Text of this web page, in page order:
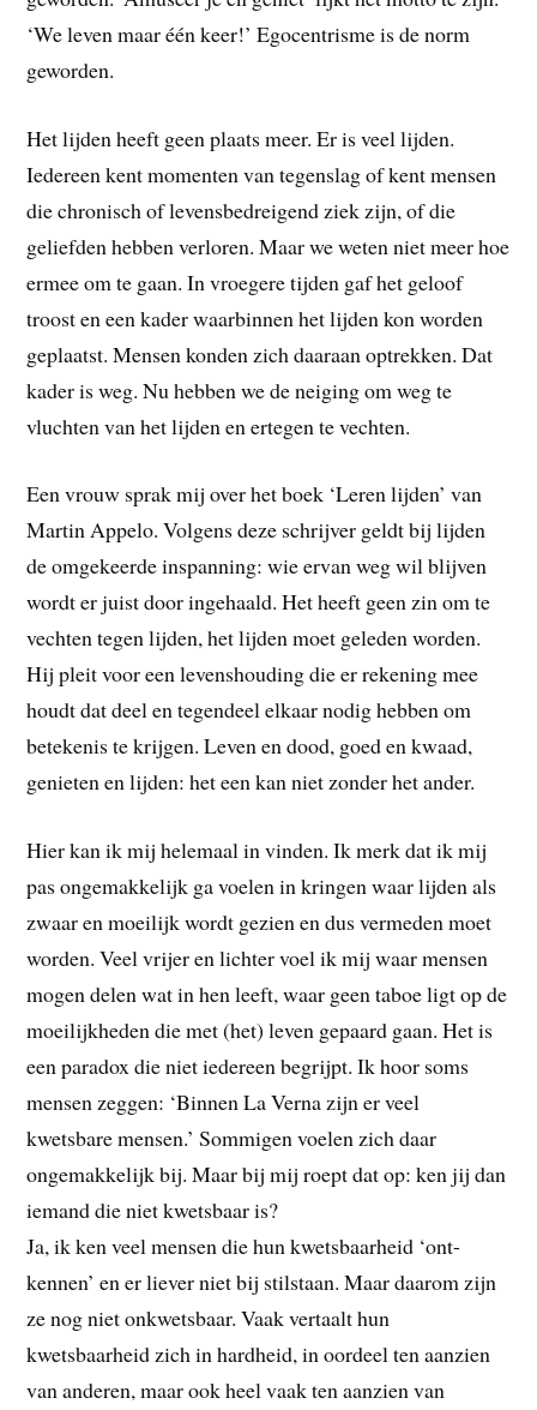
‘We leven maar één keer!’ Egocentrisme is de norm
geworden.
Het lijden heeft geen plaats meer. Er is veel lijden.
Iedereen kent momenten van tegenslag of kent mensen
die chronisch of levensbedreigend ziek zijn, of die
geliefden hebben verloren. Maar we weten niet meer hoe
ermee om te gaan. In vroegere tijden gaf het geloof
troost en een kader waarbinnen het lijden kon worden
geplaatst. Mensen konden zich daaraan optrekken. Dat
kader is weg. Nu hebben we de neiging om weg te
vluchten van het lijden en ertegen te vechten.
Een vrouw sprak mij over het boek ‘Leren lijden’ van
Martin Appelo. Volgens deze schrijver geldt bij lijden
de omgekeerde inspanning: wie ervan weg wil blijven
wordt er juist door ingehaald. Het heeft geen zin om te
vechten tegen lijden, het lijden moet geleden worden.
Hij pleit voor een levenshouding die er rekening mee
houdt dat deel en tegendeel elkaar nodig hebben om
betekenis te krijgen. Leven en dood, goed en kwaad,
genieten en lijden: het een kan niet zonder het ander.
Hier kan ik mij helemaal in vinden. Ik merk dat ik mij
pas ongemakkelijk ga voelen in kringen waar lijden als
zwaar en moeilijk wordt gezien en dus vermeden moet
worden. Veel vrijer en lichter voel ik mij waar mensen
mogen delen wat in hen leeft, waar geen taboe ligt op de
moeilijkheden die met (het) leven gepaard gaan. Het is
een paradox die niet iedereen begrijpt. Ik hoor soms
mensen zeggen: ‘Binnen La Verna zijn er veel
kwetsbare mensen.’ Sommigen voelen zich daar
ongemakkelijk bij. Maar bij mij roept dat op: ken jij dan
iemand die niet kwetsbaar is?
Ja, ik ken veel mensen die hun kwetsbaarheid ‘ont-
kennen’ en er liever niet bij stilstaan. Maar daarom zijn
ze nog niet onkwetsbaar. Vaak vertaalt hun
kwetsbaarheid zich in hardheid, in oordeel ten aanzien
van anderen, maar ook heel vaak ten aanzien van